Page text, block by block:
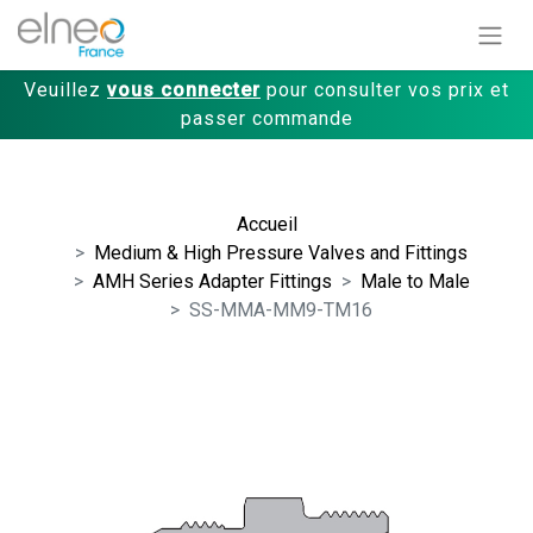
Veuillez vous connecter pour consulter vos prix et
passer commande
Accueil
Medium & High Pressure Valves and Fittings
AMH Series Adapter Fittings
Male to Male
SS-MMA-MM9-TM16